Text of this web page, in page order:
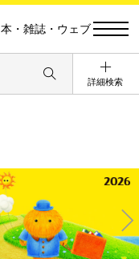
本・雑誌・ウェブ
詳細検索
Ne